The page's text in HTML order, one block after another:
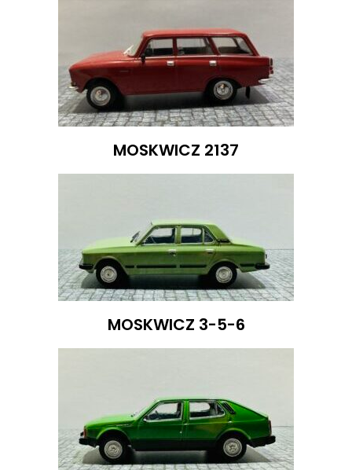
MOSKWICZ 2137
MOSKWICZ 3-5-6